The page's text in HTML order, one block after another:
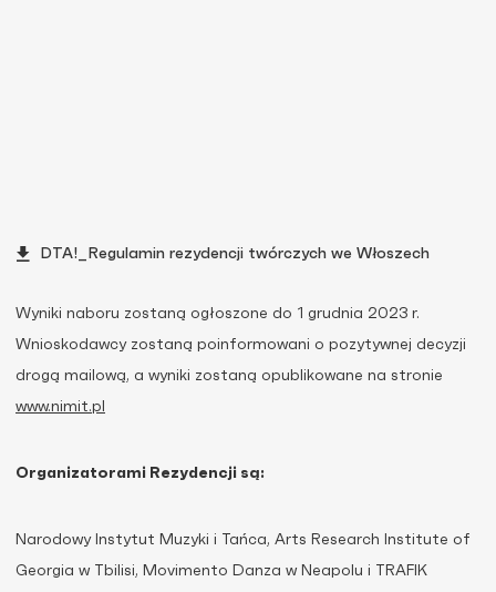
DTA!_Regulamin rezydencji twórczych we Włoszech
Wyniki naboru zostaną ogłoszone do 1 grudnia 2023 r.
Wnioskodawcy zostaną poinformowani o pozytywnej decyzji
drogą mailową, a wyniki zostaną opublikowane na stronie
www.nimit.pl
Organizatorami Rezydencji są:
Narodowy Instytut Muzyki i Tańca, Arts Research Institute of
Georgia w Tbilisi, Movimento Danza w Neapolu i TRAFIK